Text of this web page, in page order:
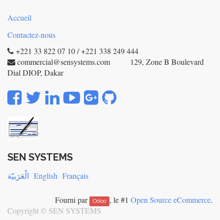
Accueil
Contactez-nous
+221 33 822 07 10 / +221 338 249 444
commercial@sensystems.com 129, Zone B Boulevard
Dial DIOP, Dakar
SEN SYSTEMS
الْعَرَبيّة English Français
Fourni par Odoo , le #1 Open Source eCommerce.
Copyright © SEN SYSTEMS